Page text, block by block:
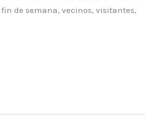
de semana, vecinos, visitantes,